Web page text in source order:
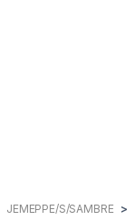
JEMEPPE/S/SAMBRE